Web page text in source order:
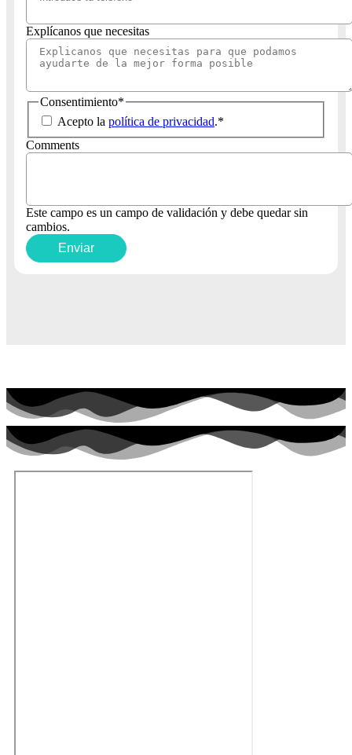
Explícanos que necesitas
Consentimiento*
Acepto la política de privacidad.*
Comments
Este campo es un campo de validación y debe quedar sin
cambios.